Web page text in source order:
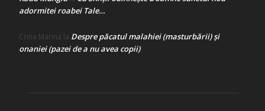
adormitei roabei Tale…
Crina Marina la Despre păcatul malahiei (masturbării) şi
onaniei (pazei de a nu avea copii)